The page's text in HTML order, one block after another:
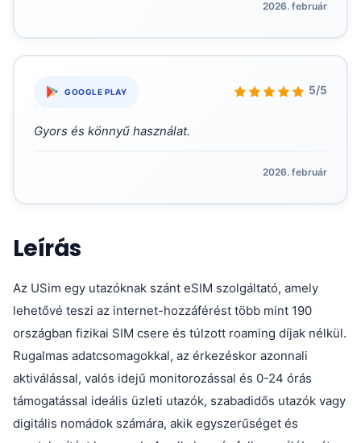
2026. február
GOOGLE PLAY 5/5
„
Gyors és könnyű használat.
2026. február
Leírás
Az USim egy utazóknak szánt eSIM szolgáltató, amely
lehetővé teszi az internet-hozzáférést több mint 190
országban fizikai SIM csere és túlzott roaming díjak nélkül.
Rugalmas adatcsomagokkal, az érkezéskor azonnali
aktiválással, valós idejű monitorozással és 0-24 órás
támogatással ideális üzleti utazók, szabadidős utazók vagy
digitális nomádok számára, akik egyszerűséget és